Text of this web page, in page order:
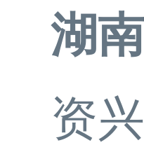
湖
资